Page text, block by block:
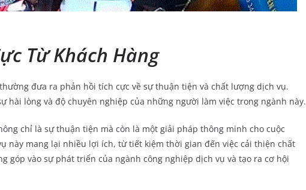
Từ Khách Hàng
đưa ra phản hồi tích cực về sự thuận tiện và chất lượng dịch vụ.
hài lòng và độ chuyên nghiệp của những người làm việc trong ngành này.
chỉ là sự thuận tiện mà còn là một giải pháp thông minh cho cuộc
này mang lại nhiều lợi ích, từ tiết kiệm thời gian đến việc cải thiện chất
góp vào sự phát triển của ngành công nghiệp dịch vụ và tạo ra cơ hội